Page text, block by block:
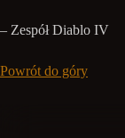
– Zespół Diablo IV
Powrót do góry